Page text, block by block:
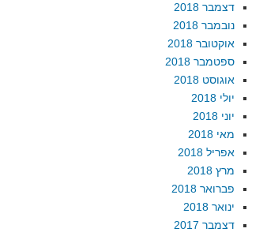
דצמבר 2018
נובמבר 2018
אוקטובר 2018
ספטמבר 2018
אוגוסט 2018
יולי 2018
יוני 2018
מאי 2018
אפריל 2018
מרץ 2018
פברואר 2018
ינואר 2018
דצמבר 2017